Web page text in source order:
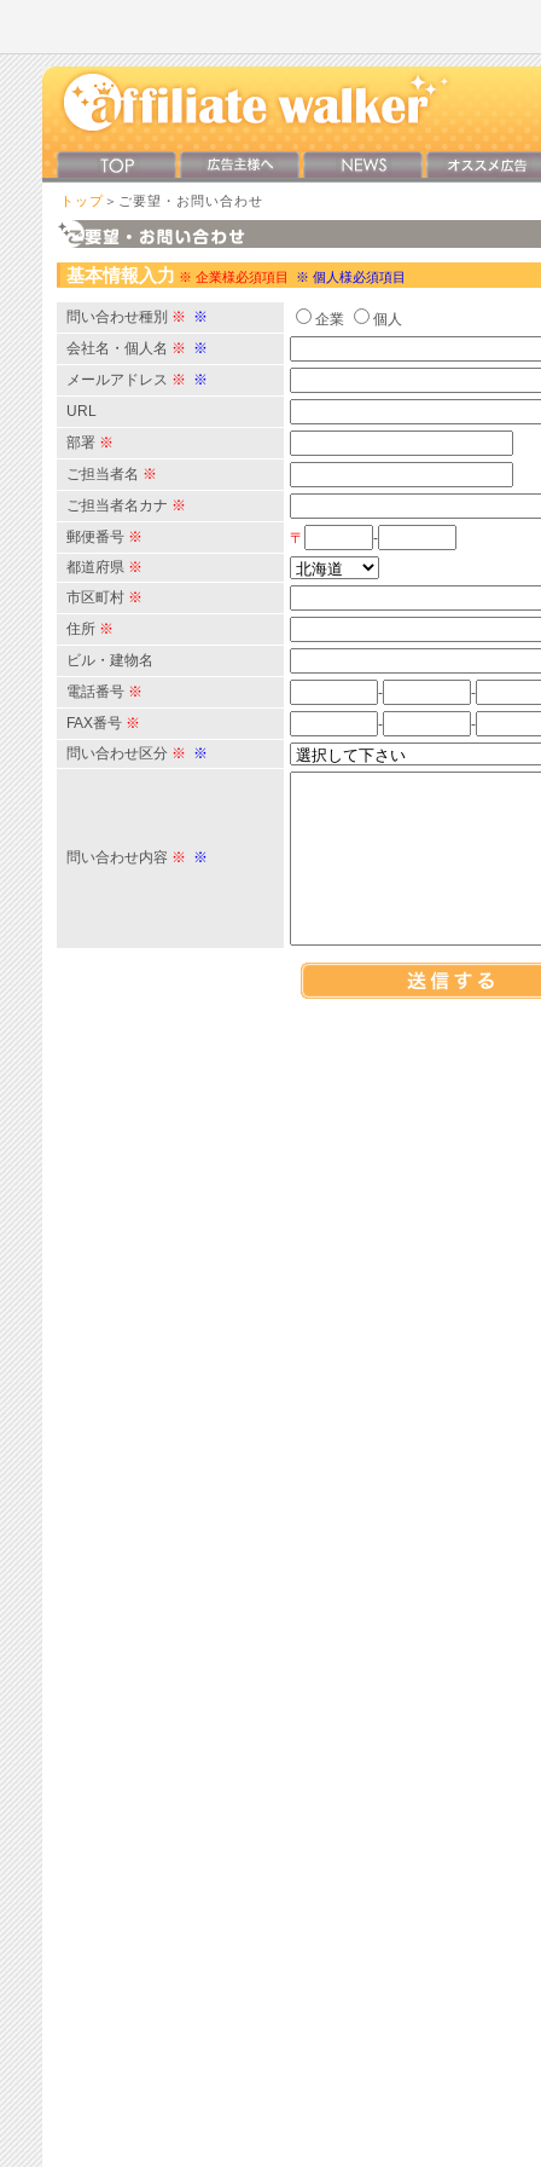
トップ ＞ご要望・お問い合わせ
基本情報入力 ※ 企業様必須項目 ※ 個人様必須項目
問い合わせ種別 ※ ※ 企業
個人
会社名・個人名 ※ ※
メールアドレス ※ ※
URL
部署 ※
ご担当者名 ※
ご担当者名カナ ※
郵便番号 ※ 〒
-
都道府県 ※
市区町村 ※
住所 ※
ビル・建物名
電話番号 ※ -
-
FAX番号 ※ -
-
問い合わせ区分 ※ ※
問い合わせ内容 ※ ※